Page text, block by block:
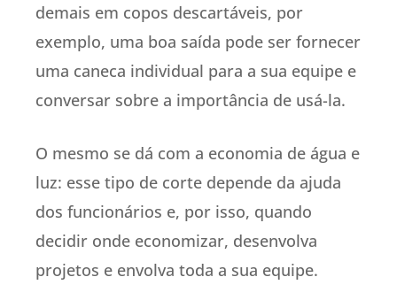
demais em copos descartáveis, por
exemplo, uma boa saída pode ser fornecer
uma caneca individual para a sua equipe e
conversar sobre a importância de usá-la.
O mesmo se dá com a economia de água e
luz: esse tipo de corte depende da ajuda
dos funcionários e, por isso, quando
decidir onde economizar, desenvolva
projetos e envolva toda a sua equipe.